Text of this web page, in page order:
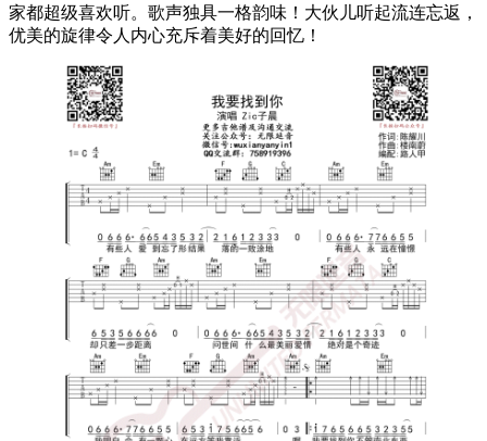
家都超级喜欢听。歌声独具一格韵味！大伙儿听起流连忘返，
优美的旋律令人内心充斥着美好的回忆！